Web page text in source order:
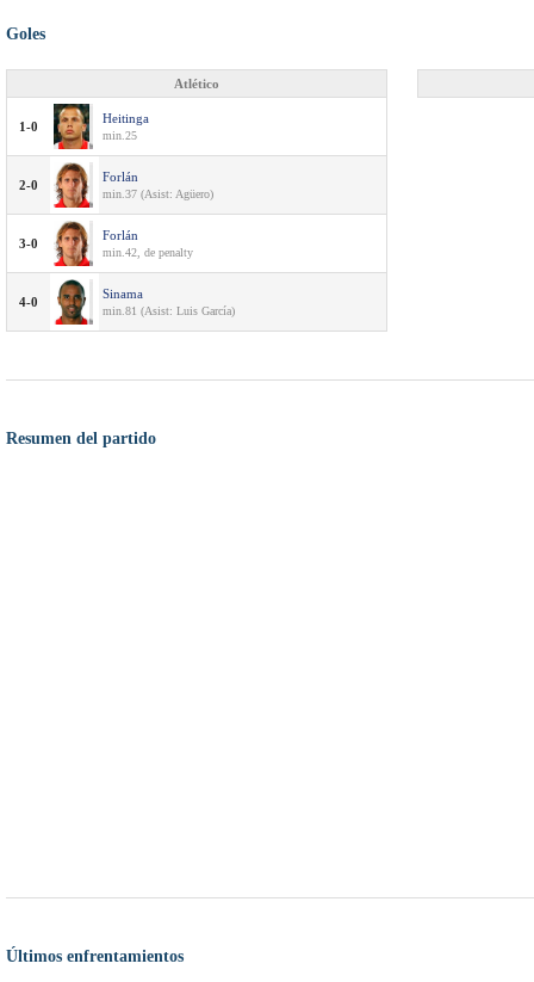
Goles
Atlético
1-0
Heitinga
min.25
2-0
Forlán
min.37 (Asist: Agüero)
3-0
Forlán
min.42, de penalty
4-0
Sinama
min.81 (Asist: Luis García)
Resumen del partido
Últimos enfrentamientos